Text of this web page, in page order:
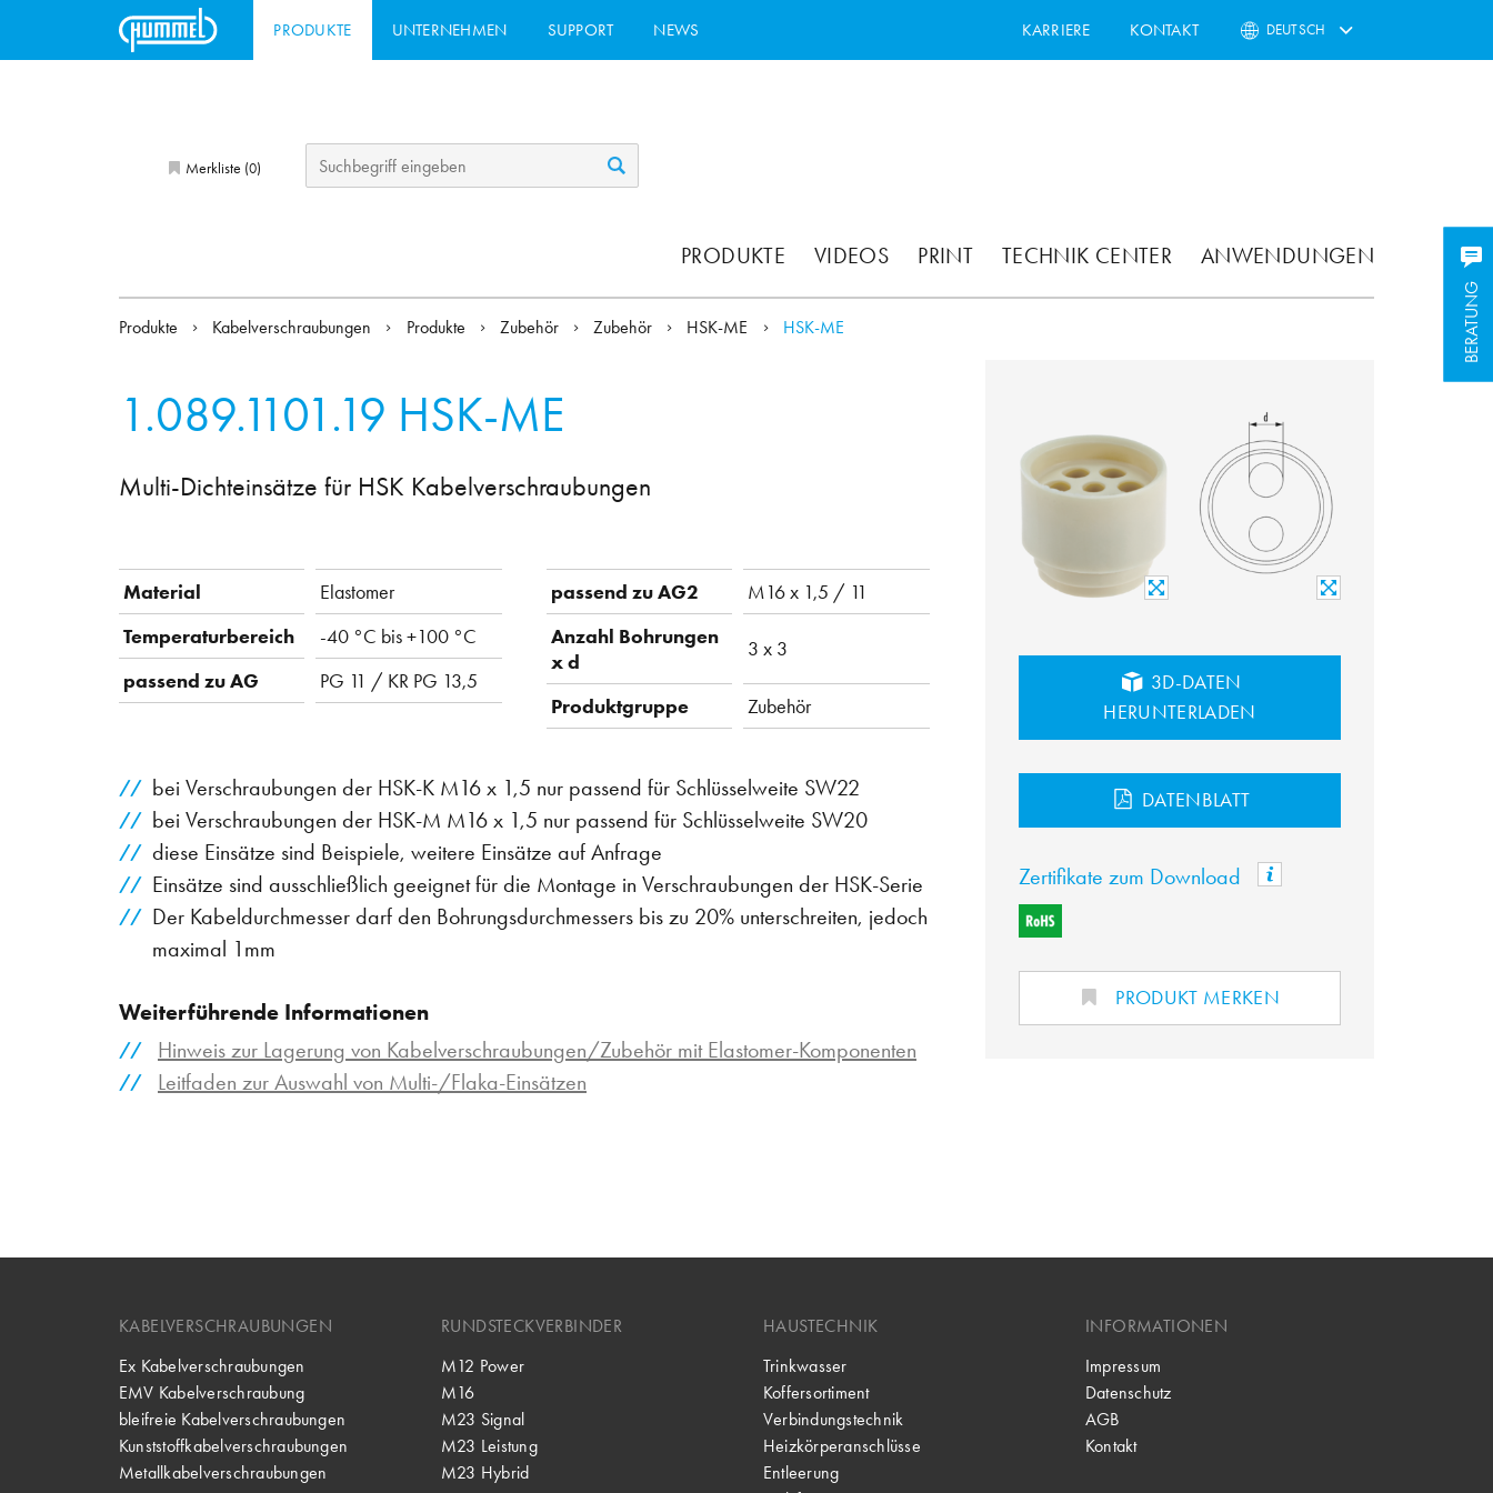
PRODUKTE UNTERNEHMEN SUPPORT NEWS KARRIERE KONTAKT DEUTSCH
Merkliste (0)
PRODUKTE VIDEOS PRINT TECHNIK CENTER ANWENDUNGEN
BERATUNG
BERATUNG
Produkte Kabelverschraubungen Produkte Zubehör Zubehör HSK-ME HSK-ME
1.089.1101.19 HSK-ME
Multi-Dichteinsätze für HSK Kabelverschraubungen
Material
Elastomer
Temperaturbereich
-40 °C bis +100 °C
passend zu AG
PG 11 / KR PG 13,5
passend zu AG2
M16 x 1,5 / 11
Anzahl Bohrungen
x d
3 x 3
Produktgruppe Zubehör
bei Verschraubungen der HSK-K M16 x 1,5 nur passend für Schlüsselweite SW22
bei Verschraubungen der HSK-M M16 x 1,5 nur passend für Schlüsselweite SW20
diese Einsätze sind Beispiele, weitere Einsätze auf Anfrage
Einsätze sind ausschließlich geeignet für die Montage in Verschraubungen der HSK-Serie
Der Kabeldurchmesser darf den Bohrungsdurchmessers bis zu 20% unterschreiten, jedoch
maximal 1mm
Weiterführende Informationen
Hinweis zur Lagerung von Kabelverschraubungen/Zubehör mit Elastomer-Komponenten
Leitfaden zur Auswahl von Multi-/Flaka-Einsätzen
3D-DATEN
HERUNTERLADEN
DATENBLATT
Zertifikate zum Download
PRODUKT MERKEN
KABELVERSCHRAUBUNGEN
Ex Kabelverschraubungen
EMV Kabelverschraubung
bleifreie Kabelverschraubungen
Kunststoffkabelverschraubungen
Metallkabelverschraubungen
RUNDSTECKVERBINDER
M12 Power
M16
M23 Signal
M23 Leistung
M23 Hybrid
HAUSTECHNIK
Trinkwasser
Koffersortiment
Verbindungstechnik
Heizkörperanschlüsse
Entleerung
INFORMATIONEN
Impressum
Datenschutz
AGB
Kontakt